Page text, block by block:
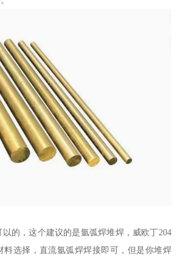
的，这个建议的是氩弧焊堆焊，威欧丁204
料选择，直流氩弧焊焊接即可，但是你堆焊